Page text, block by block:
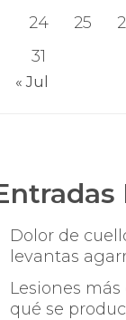
24
25
31
« Jul
Dolor de
levantas
Lesiones
qué se